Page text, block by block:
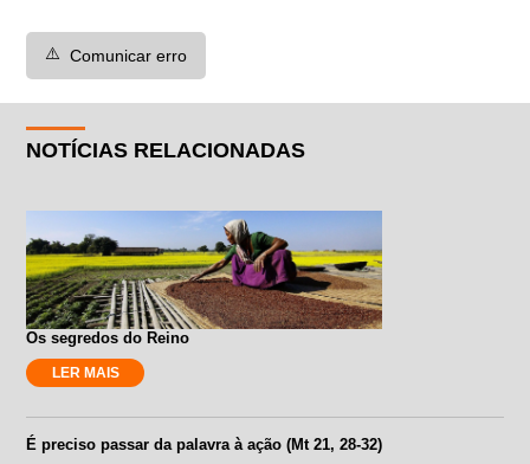
⚠️ Comunicar erro
NOTÍCIAS RELACIONADAS
Os segredos do Reino
LER MAIS
É preciso passar da palavra à ação (Mt 21, 28-32)